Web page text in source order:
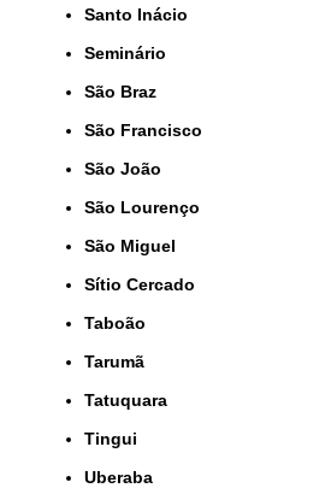
Santo Inácio
Seminário
São Braz
São Francisco
São João
São Lourenço
São Miguel
Sítio Cercado
Taboão
Tarumã
Tatuquara
Tingui
Uberaba